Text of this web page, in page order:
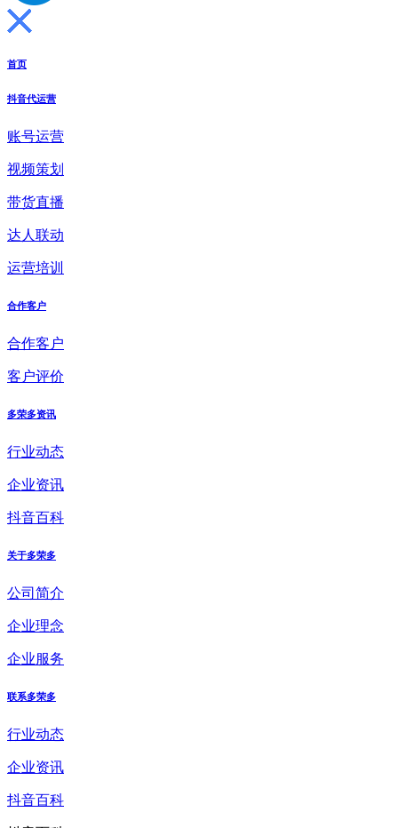
首页
抖音代运营
账号运营
视频策划
带货直播
达人联动
运营培训
合作客户
合作客户
客户评价
多荣多资讯
行业动态
企业资讯
抖音百科
关于多荣多
公司简介
企业理念
企业服务
联系多荣多
行业动态
企业资讯
抖音百科